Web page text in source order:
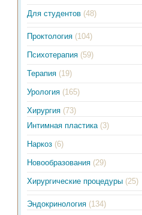
Для студентов (48)
Проктология (104)
Психотерапия (59)
Терапия (19)
Урология (165)
Хирургия (73)
Интимная пластика (3)
Наркоз (6)
Новообразования (29)
Хирургические процедуры (25)
Эндокринология (134)